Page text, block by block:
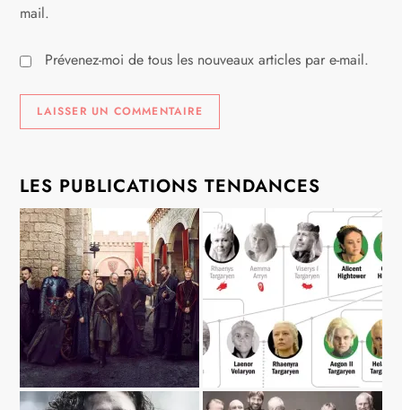
mail.
Prévenez-moi de tous les nouveaux articles par e-mail.
LES PUBLICATIONS TENDANCES